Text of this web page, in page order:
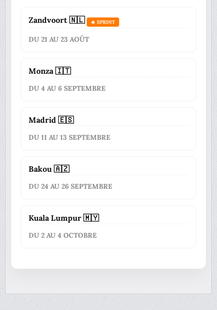
Zandvoort 🇳🇱 🔥 SPRINT
DU 21 AU 23 AOÛT
Monza 🇮🇹
DU 4 AU 6 SEPTEMBRE
Madrid 🇪🇸
DU 11 AU 13 SEPTEMBRE
Bakou 🇦🇿
DU 24 AU 26 SEPTEMBRE
Kuala Lumpur 🇲🇾
DU 2 AU 4 OCTOBRE